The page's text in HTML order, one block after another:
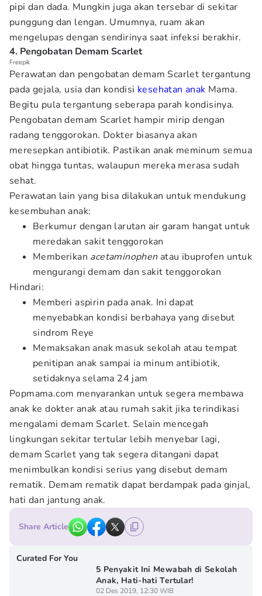
pipi dan dada. Mungkin juga akan tersebar di sekitar
punggung dan lengan. Umumnya, ruam akan
mengelupas dengan sendirinya saat infeksi berakhir.
4. Pengobatan Demam Scarlet
Freepik
Perawatan dan pengobatan demam Scarlet tergantung
pada gejala, usia dan kondisi kesehatan anak Mama.
Begitu pula tergantung seberapa parah kondisinya.
Pengobatan demam Scarlet hampir mirip dengan
radang tenggorokan. Dokter biasanya akan
meresepkan antibiotik. Pastikan anak meminum semua
obat hingga tuntas, walaupun mereka merasa sudah
sehat.
Perawatan lain yang bisa dilakukan untuk mendukung
kesembuhan anak:
Berkumur dengan larutan air garam hangat untuk
meredakan sakit tenggorokan
Memberikan acetaminophen atau ibuprofen untuk
mengurangi demam dan sakit tenggorokan
Hindari:
Memberi aspirin pada anak. Ini dapat
menyebabkan kondisi berbahaya yang disebut
sindrom Reye
Memaksakan anak masuk sekolah atau tempat
penitipan anak sampai ia minum antibiotik,
setidaknya selama 24 jam
Popmama.com menyarankan untuk segera membawa
anak ke dokter anak atau rumah sakit jika terindikasi
mengalami demam Scarlet. Selain mencegah
lingkungan sekitar tertular lebih menyebar lagi,
demam Scarlet yang tak segera ditangani dapat
menimbulkan kondisi serius yang disebut demam
rematik. Demam rematik dapat berdampak pada ginjal,
hati dan jantung anak.
Share Article
Curated For You
5 Penyakit Ini Mewabah di Sekolah
Anak, Hati-hati Tertular!
02 Des 2019, 12:30 WIB